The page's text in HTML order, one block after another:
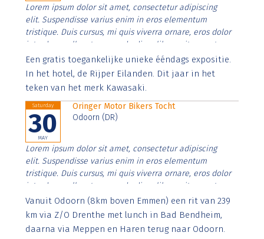
Lorem ipsum dolor sit amet, consectetur adipiscing
elit. Suspendisse varius enim in eros elementum
tristique. Duis cursus, mi quis viverra ornare, eros dolor
interdum nulla, ut commodo diam libero vitae erat.
Aenean faucibus nibh et justo cursus id rutrum lorem
imperdiet. Nunc ut sem vitae risus tristique posuere.
Een gratis toegankelijke unieke ééndags expositie.
In het hotel, de Rijper Eilanden. Dit jaar in het
teken van het merk Kawasaki.
Saturday
30
MAY
Oringer Motor Bikers Tocht
Odoorn (DR)
Lorem ipsum dolor sit amet, consectetur adipiscing
elit. Suspendisse varius enim in eros elementum
tristique. Duis cursus, mi quis viverra ornare, eros dolor
interdum nulla, ut commodo diam libero vitae erat.
Aenean faucibus nibh et justo cursus id rutrum lorem
imperdiet. Nunc ut sem vitae risus tristique posuere.
Vanuit Odoorn (8km boven Emmen) een rit van 239
km via Z/O Drenthe met lunch in Bad Bendheim,
daarna via Meppen en Haren terug naar Odoorn.